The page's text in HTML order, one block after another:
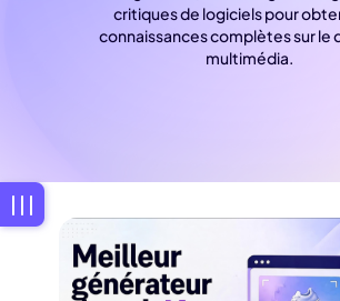
critiques de logiciels pour
connaissances complètes sur le
multimédia.